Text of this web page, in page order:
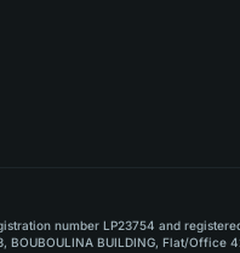
number LP23754 and
BOUBOULINA BUILDING, Flat/Office